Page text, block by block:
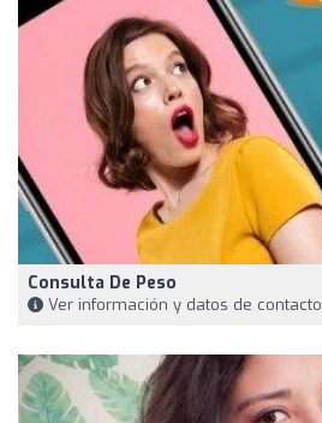
Consulta De Peso
Ver información y datos de contacto